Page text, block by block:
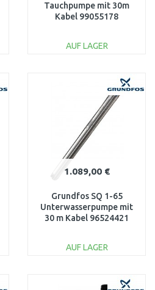
Tauchpumpe mit 30m
Kabel 99055178
AUF LAGER
Vergleichen
1.089,00 €
Grundfos SQ 1-65
Unterwasserpumpe mit
30 m Kabel 96524421
AUF LAGER